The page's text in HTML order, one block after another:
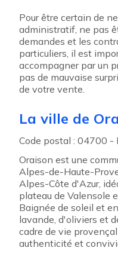
Pour être certain de
administratif, ne pas
demandes et les
particuliers, il est
accompagner par un
pas de mauvaise
de votre vente.
La ville de
Code postal : 04700 -
Oraison est une
Alpes-de-Haute-
Alpes-Côte d'Azur,
plateau de Valensole
Baignée de soleil et
lavande, d'oliviers et
cadre de vie
authenticité et